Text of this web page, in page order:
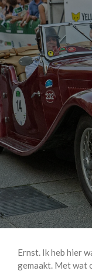
Ga
direct
naar
de
hoofdinhoud
Ernst. Ik heb hier
gemaakt. Met wat